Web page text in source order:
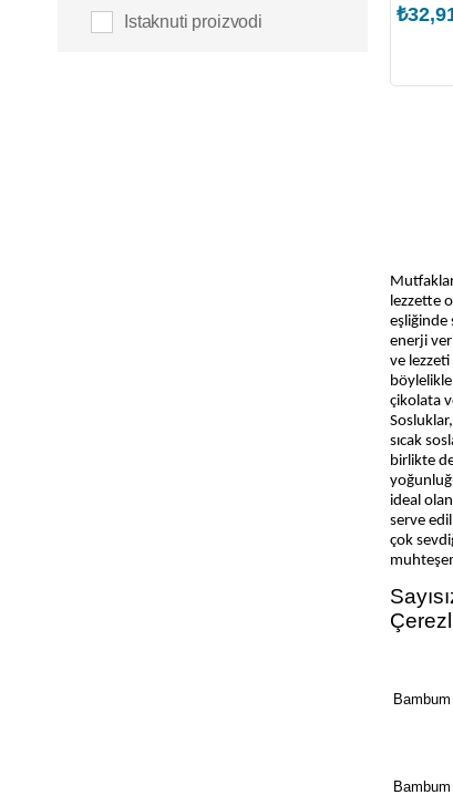
Karıştırıcılar ve Çırpıcılar
Istaknuti proizvodi
lezzette
eşliğinde
enerji
ve
çikolata
sıcak
birlikte
ideal
serve
çok